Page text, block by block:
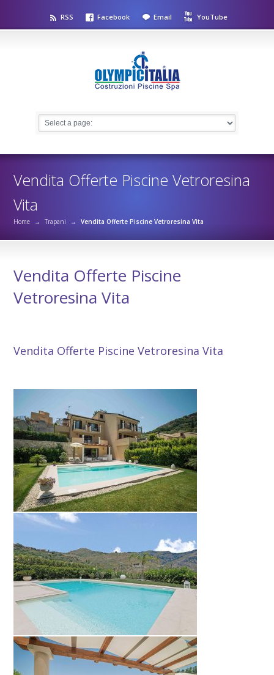
RSS Facebook Email YouTube
Vendita Offerte Piscine Vetroresina
Vita
Home → Trapani → Vendita Offerte Piscine Vetroresina Vita
Vendita Offerte Piscine
Vetroresina Vita
Vendita Offerte Piscine Vetroresina Vita